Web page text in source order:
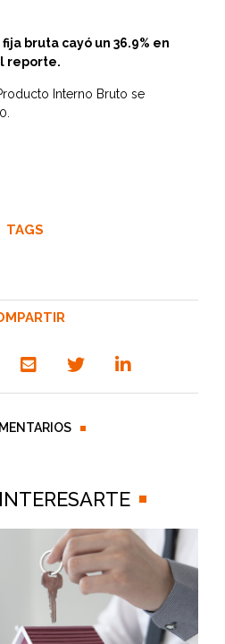
bruta cayó un 36.9% en
reporte.
Interno Bruto se
TAGS